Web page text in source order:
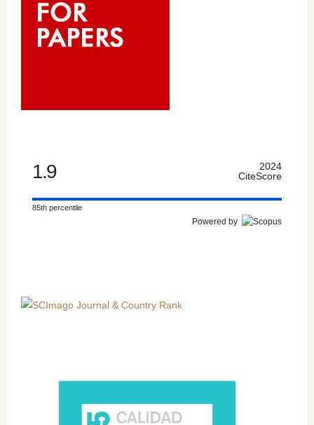
1.9
2024
CiteScore
85th percentile
Powered by